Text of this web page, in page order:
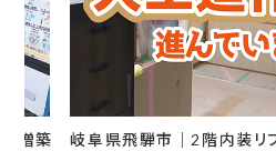
｜2階内装リフォームN様邸｜大工